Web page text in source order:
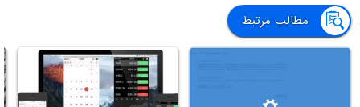
مطالب مرتبط